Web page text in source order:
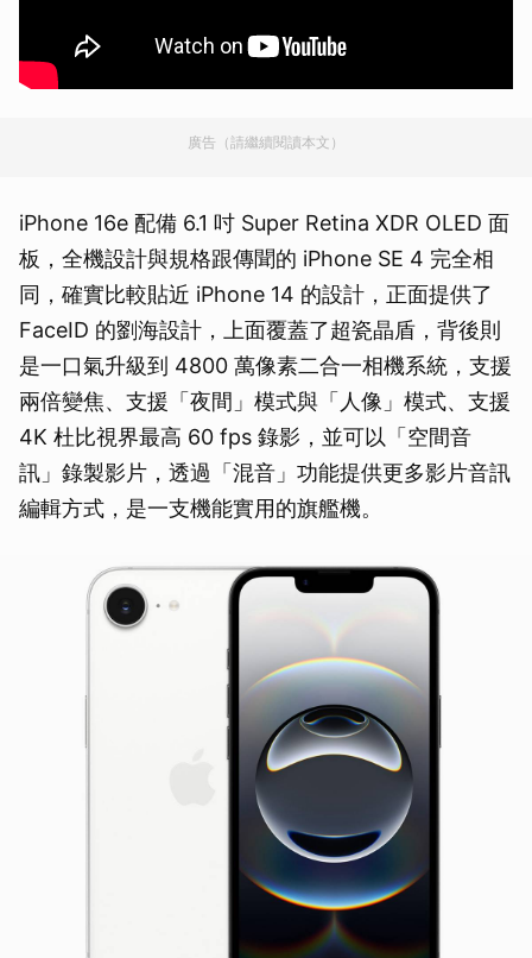
廣告（請繼續閱讀本文）
iPhone 16e 配備 6.1 吋 Super Retina XDR OLED 面
板，全機設計與規格跟傳聞的 iPhone SE 4 完全相
同，確實比較貼近 iPhone 14 的設計，正面提供了
FaceID 的劉海設計，上面覆蓋了超瓷晶盾，背後則
是一口氣升級到 4800 萬像素二合一相機系統，支援
兩倍變焦、支援「夜間」模式與「人像」模式、支援
4K 杜比視界最高 60 fps 錄影，並可以「空間音
訊」錄製影片，透過「混音」功能提供更多影片音訊
編輯方式，是一支機能實用的旗艦機。